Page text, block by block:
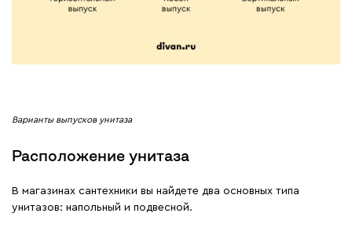
Варианты выпусков унитаза
Расположение унитаза
В магазинах сантехники вы найдете два основных типа
унитазов: напольный и подвесной.